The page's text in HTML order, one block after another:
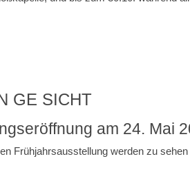
GE SICHT
am 24. Mai
Frühjahrsausstellung werden zu sehen